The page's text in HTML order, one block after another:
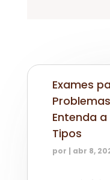
Exames
Entenda
Tipos
por | abr 8,